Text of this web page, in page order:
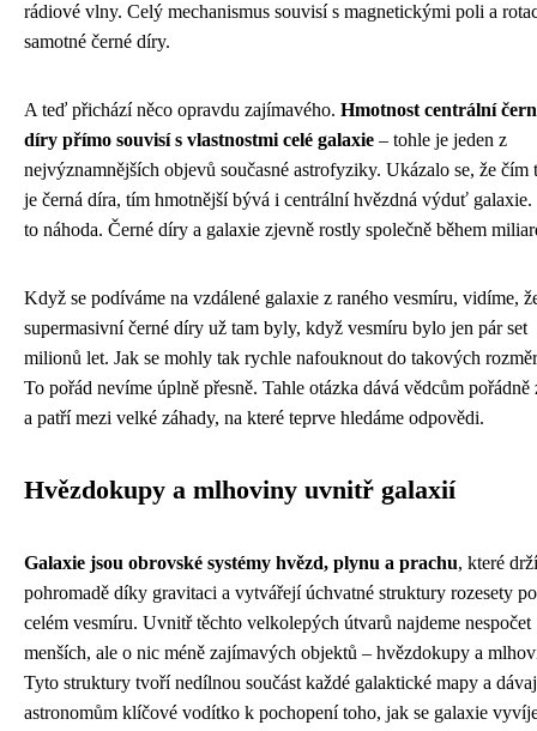
rádiové vlny. Celý mechanismus souvisí s magnetickými poli a
samotné černé díry.
A teď přichází něco opravdu zajímavého. Hmotnost centrální
díry přímo souvisí s vlastnostmi celé galaxie – tohle je jeden z
nejvýznamnějších objevů současné astrofyziky. Ukázalo se, že čím
je černá díra, tím hmotnější bývá i centrální hvězdná výduť
to náhoda. Černé díry a galaxie zjevně rostly společně během
Když se podíváme na vzdálené galaxie z raného vesmíru, vidíme,
supermasivní černé díry už tam byly, když vesmíru bylo jen pár set
milionů let. Jak se mohly tak rychle nafouknout do takových
To pořád nevíme úplně přesně. Tahle otázka dává vědcům pořádně
a patří mezi velké záhady, na které teprve hledáme odpovědi.
Hvězdokupy a mlhoviny uvnitř galaxií
Galaxie jsou obrovské systémy hvězd, plynu a prachu, které drží
pohromadě díky gravitaci a vytvářejí úchvatné struktury rozesety po
celém vesmíru. Uvnitř těchto velkolepých útvarů najdeme nespočet
menších, ale o nic méně zajímavých objektů – hvězdokupy a
Tyto struktury tvoří nedílnou součást každé galaktické mapy a
astronomům klíčové vodítko k pochopení toho, jak se galaxie